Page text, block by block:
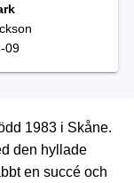
09
1983 i Skåne.
den hyllade
en succé och